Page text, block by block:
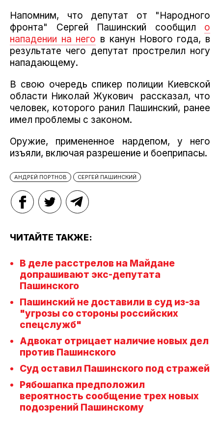
Напомним, что депутат от "Народного
фронта" Сергей Пашинский сообщил о
нападении на него в канун Нового года, в
результате чего депутат прострелил ногу
нападающему.
В свою очередь спикер полиции Киевской
области Николай Жукович
рассказал, что
человек, которого ранил Пашинский, ранее
имел проблемы с законом.
Оружие, примененное нардепом, у него
изъяли, включая разрешение и боеприпасы.
АНДРЕЙ ПОРТНОВ СЕРГЕЙ ПАШИНСКИЙ
ЧИТАЙТЕ ТАКЖЕ:
В деле расстрелов на Майдане
допрашивают экс-депутата
Пашинского
Пашинский не доставили в суд из-за
"угрозы со стороны российских
спецслужб"
Адвокат отрицает наличие новых дел
против Пашинского
Суд оставил Пашинского под стражей
Рябошапка предположил
вероятность сообщение трех новых
подозрений Пашинскому